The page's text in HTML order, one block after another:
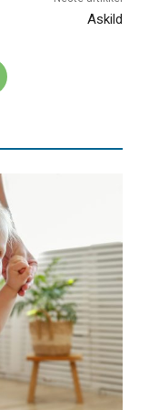
Askild